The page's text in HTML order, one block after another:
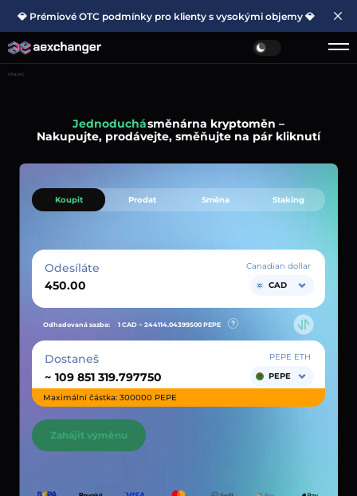
💎 Prémiové OTC podmínky pro klienty s vysokými objemy 💎
Hlavní
Jednoduchásměnárna kryptoměn –
Nakupujte, prodávejte, směňujte na pár kliknutí
Koupit Prodat Směna Staking
Odesíláte
Canadian dollar
CAD
Odhadovaná sazba: 1 CAD ~ 244114.04399500 PEPE
Dostaneš
~
PEPE ETH
PEPE
Maximální částka: 300000 PEPE
Zahájit výměnu